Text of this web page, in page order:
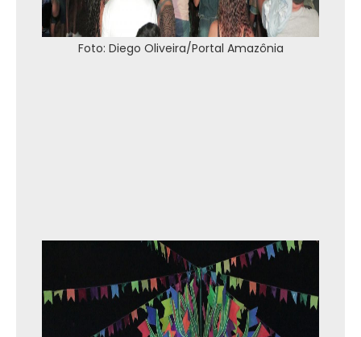
Foto: Diego Oliveira/Portal Amazônia